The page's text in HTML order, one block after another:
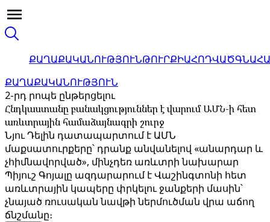
ՔԱՂԱՔԱԿԱՆՈՒԹՅՈՒՆԹՈՒՐՔԻԱՀՈԴՎԱԾ
ՔԱՂԱՔԱԿԱՆՈՒԹՅՈՒՆ
2-րդ րոպե ընթերցելու
Հնդկաստանը բանակցություններ է վարում ԱՄՆ-ի հետ
առևտրային համաձայնագրի շուրջ
Նյու Դելին դատապարտում է ԱՄՆ
մաքսատուրքերը՝ դրանք անվանելով «անարդար և
չհիմնավորված», մինչդեռ առևտրի նախարար
Պիյուշ Գոյալը ազդարարում է Վաշինգտոնի հետ
առևտրային կապերը փրկելու ջանքերի մասին՝
չնայած ռուսական նավթի ներմուծման վրա աճող
ճնշմանը։